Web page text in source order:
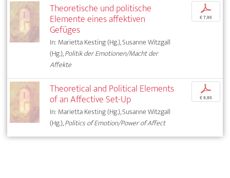
Theoretische und politische
Elemente eines affektiven
Gefüges
In: Marietta Kesting (Hg.), Susanne Witzgall
(Hg.),Politik der Emotionen/Macht der
Affekte
p
€ 7,95
Theoretical and Political Elements
of an Affective Set-Up
In: Marietta Kesting (Hg.), Susanne Witzgall
(Hg.),Politics of Emotion/Power of Affect
p
€ 9,95